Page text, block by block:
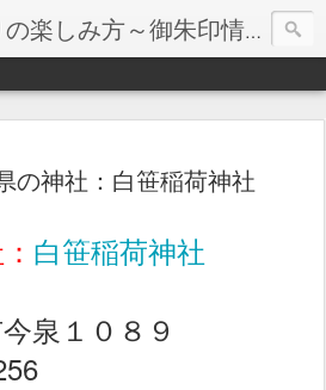
神社・お寺めぐりの楽しみ方～御朱印情報マップ～
の神社：白笹稲荷神社
白笹稲荷神社
泉１０８９